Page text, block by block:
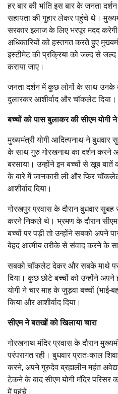
हर बार की भांति इस बार के जनता
सहायता की गुहार लेकर पहुंचे थे।
सरकार इलाज के लिए भरपूर मदद
अधिकारियों को हस्तगत करते हुए
इस्टीमेट की प्रक्रिया को जल्द से
कराया जाए।
जनता दर्शन में कुछ लोगों के साथ उनके
दुलारकर आशीर्वाद और चॉकलेट दिया।
बच्चों को पास बुलाकर की सीएम योगी ने
मुख्यमंत्री योगी आदित्यनाथ ने बुधवार
के साथ गुरु गोरखनाथ का दर्शन करने
बरसाया। उन्होंने इन बच्चों से खूब बातें
के बारे में जानकारी ली और फिर
आशीर्वाद दिया।
गोरखपुर प्रवास के दौरान बुधवार सुबह
करने निकले थे। भ्रमण के दौरान
बच्चों पर पड़ी तो उन्होंने सबको अपने
बेहद आत्मीय तरीके से संवाद करने के
सबको चॉकलेट देकर और सबके माथे पर
दिया। कुछ छोटे बच्चों को उन्होंने
योगी ने चार माह के जुड़वा बच्चों
किया और आशीर्वाद दिया।
सीएम ने बतखों को खिलाया चारा
गोरखनाथ मंदिर प्रवास के दौरान
परंपरागत रही। बुधवार प्रातःकाल
करने, अपने गुरुदेव ब्रह्मलीन महंत
टेकने के बाद सीएम योगी मंदिर परिसर
में पहुंचे।